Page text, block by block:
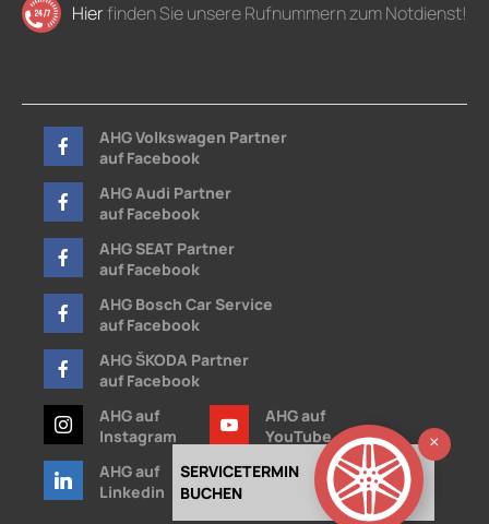
SERVICETERMIN
BUCHEN
Hierfinden Sie unsere Rufnummern zum Notdienst!
AHG Volkswagen Partner
auf Facebook
AHG Audi Partner
auf Facebook
AHG SEAT Partner
auf Facebook
AHG Bosch Car Service
auf Facebook
AHG ŠKODA Partner
auf Facebook
AHG auf
Instagram
AHG auf
YouTube
AHG auf
Linkedin
AHG auf